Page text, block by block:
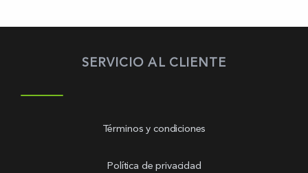
SERVICIO AL CLIENTE
Términos y condiciones
Política de privacidad